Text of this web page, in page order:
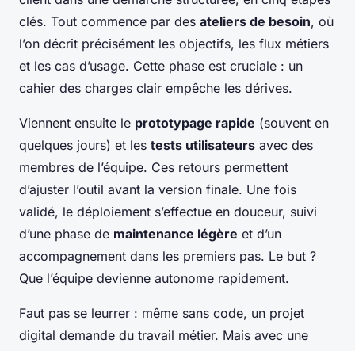
clés. Tout commence par des ateliers de besoin, où
l’on décrit précisément les objectifs, les flux métiers
et les cas d’usage. Cette phase est cruciale : un
cahier des charges clair empêche les dérives.
Viennent ensuite le prototypage rapide (souvent en
quelques jours) et les tests utilisateurs avec des
membres de l’équipe. Ces retours permettent
d’ajuster l’outil avant la version finale. Une fois
validé, le déploiement s’effectue en douceur, suivi
d’une phase de maintenance légère et d’un
accompagnement dans les premiers pas. Le but ?
Que l’équipe devienne autonome rapidement.
Faut pas se leurrer : même sans code, un projet
digital demande du travail métier. Mais avec une